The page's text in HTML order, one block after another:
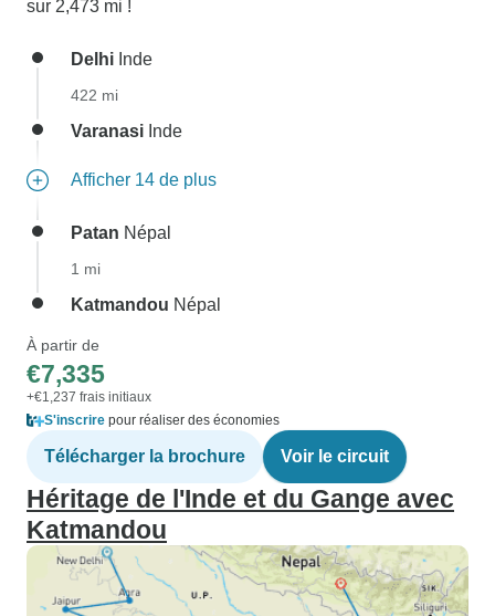
sur 2,473 mi !
Delhi Inde
422 mi
Varanasi Inde
Afficher 14 de plus
Patan Népal
1 mi
Katmandou Népal
À partir de
€7,335
+€1,237 frais initiaux
S'inscrire pour réaliser des économies
Télécharger la brochure Voir le circuit
Héritage de l'Inde et du Gange avec
Katmandou